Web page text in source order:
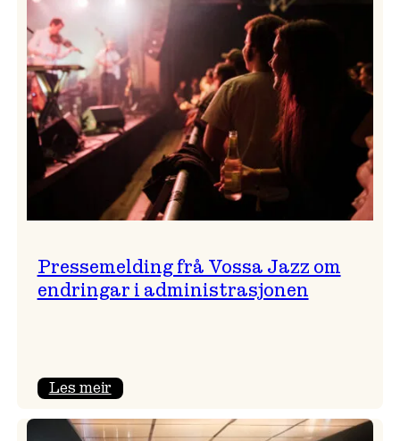
Pressemelding frå Vossa Jazz om
endringar i administrasjonen
Les meir:
frå